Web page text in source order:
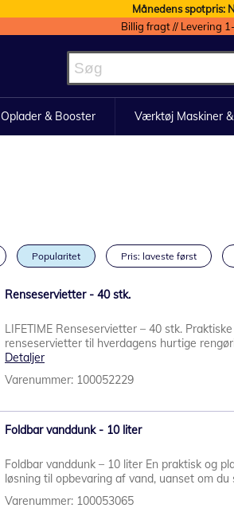
Månedens spotpris:
Billig fragt // Levering
Oplader & Booster Værktøj Maskiner
Popularitet Pris: laveste først
Renseservietter - 40 stk.
LIFETIME Renseservietter – 40 stk.
renseservietter til hverdagens hurtige
Detaljer
Varenummer: 100052229
Foldbar vanddunk - 10 liter
Foldbar vanddunk – 10 liter En praktisk og
løsning til opbevaring af vand, uanset om du
Varenummer: 100053065